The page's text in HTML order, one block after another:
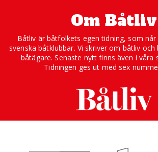
Om Båtliv
Båtliv är båtfolkets egen tidning, som
svenska båtklubbar. Vi skriver om båtliv
båtägare. Senaste nytt finns även i våra
Tidningen ges ut med sex